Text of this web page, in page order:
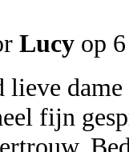
Lucy op
lieve
fijn